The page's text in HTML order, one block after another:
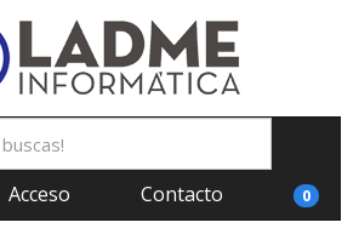
Acceso Contacto 0